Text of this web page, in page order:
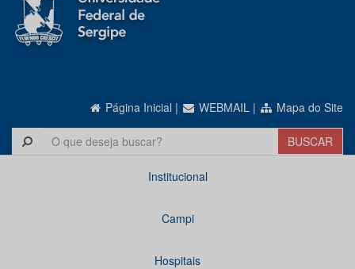
Página Inicial | WEBMAIL | Mapa do Site
Institucional
Campi
Hospitais